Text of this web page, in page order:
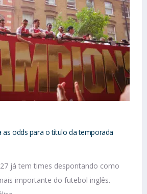
as odds para o título da temporada
já tem times despontando como
importante do futebol inglês.